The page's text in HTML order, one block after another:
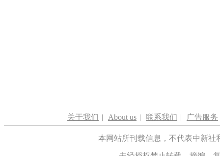
关于我们 | About us | 联系我们 | 广告服务
本网站所刊载信息，不代表中新